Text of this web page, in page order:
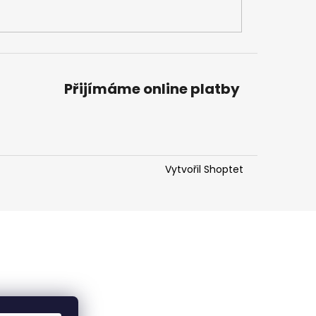
Přijímáme online platby
Vytvořil Shoptet